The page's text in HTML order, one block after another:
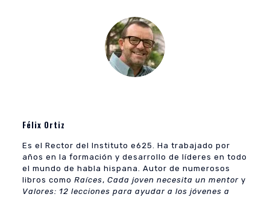
Félix Ortiz
Es el Rector del Instituto e625. Ha trabajado por
años en la formación y desarrollo de líderes en todo
el mundo de habla hispana. Autor de numerosos
libros como Raíces, Cada joven necesita un mentor y
Valores: 12 lecciones para ayudar a los jóvenes a